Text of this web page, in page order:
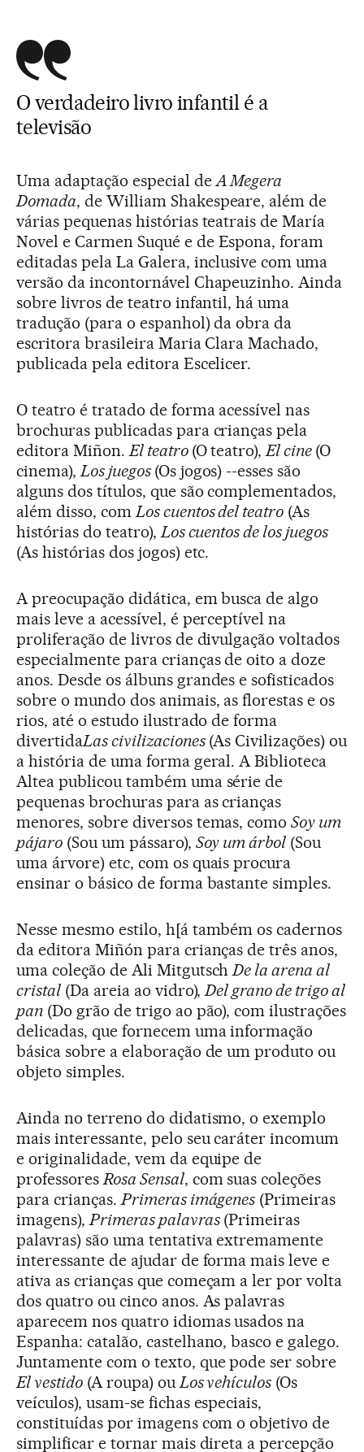
O verdadeiro livro infantil é a
televisão
Uma adaptação especial deA Megera
Domada, de William Shakespeare, além de
várias pequenas histórias teatrais de María
Novel e Carmen Suqué e de Espona, foram
editadas pela La Galera, inclusive com uma
versão da incontornável Chapeuzinho. Ainda
sobre livros de teatro infantil, há uma
tradução (para o espanhol) da obra da
escritora brasileira Maria Clara Machado,
publicada pela editora Escelicer.
O teatro é tratado de forma acessível nas
brochuras publicadas para crianças pela
editora Miñon.El teatro (O teatro),El cine (O
cinema),Los juegos (Os jogos) --esses são
alguns dos títulos, que são complementados,
além disso, comLos cuentos del teatro (As
histórias do teatro),Los cuentos de los juegos
(As histórias dos jogos) etc.
A preocupação didática, em busca de algo
mais leve a acessível, é perceptível na
proliferação de livros de divulgação voltados
especialmente para crianças de oito a doze
anos. Desde os álbuns grandes e sofisticados
sobre o mundo dos animais, as florestas e os
rios, até o estudo ilustrado de forma
divertidaLas civilizaciones(As Civilizações) ou
a história de uma forma geral. A Biblioteca
Altea publicou também uma série de
pequenas brochuras para as crianças
menores, sobre diversos temas, comoSoy um
pájaro(Sou um pássaro), Soy um árbol (Sou
uma árvore) etc, com os quais procura
ensinar o básico de forma bastante simples.
Nesse mesmo estilo, h[á também os cadernos
da editora Miñón para crianças de três anos,
uma coleção de Ali MitgutschDe la arena al
cristal(Da areia ao vidro),Del grano de trigo al
pan(Do grão de trigo ao pão), com ilustrações
delicadas, que fornecem uma informação
básica sobre a elaboração de um produto ou
objeto simples.
Ainda no terreno do didatismo, o exemplo
mais interessante, pelo seu caráter incomum
e originalidade, vem da equipe de
professoresRosa Sensal, com suas coleções
para crianças.Primeras imágenes (Primeiras
imagens),Primeras palavras(Primeiras
palavras) são uma tentativa extremamente
interessante de ajudar de forma mais leve e
ativa as crianças que começam a ler por volta
dos quatro ou cinco anos. As palavras
aparecem nos quatro idiomas usados na
Espanha: catalão, castelhano, basco e galego.
Juntamente com o texto, que pode ser sobre
El vestido(A roupa) ouLos vehículos (Os
veículos), usam-se fichas especiais,
constituídas por imagens com o objetivo de
simplificar e tornar mais direta a percepção